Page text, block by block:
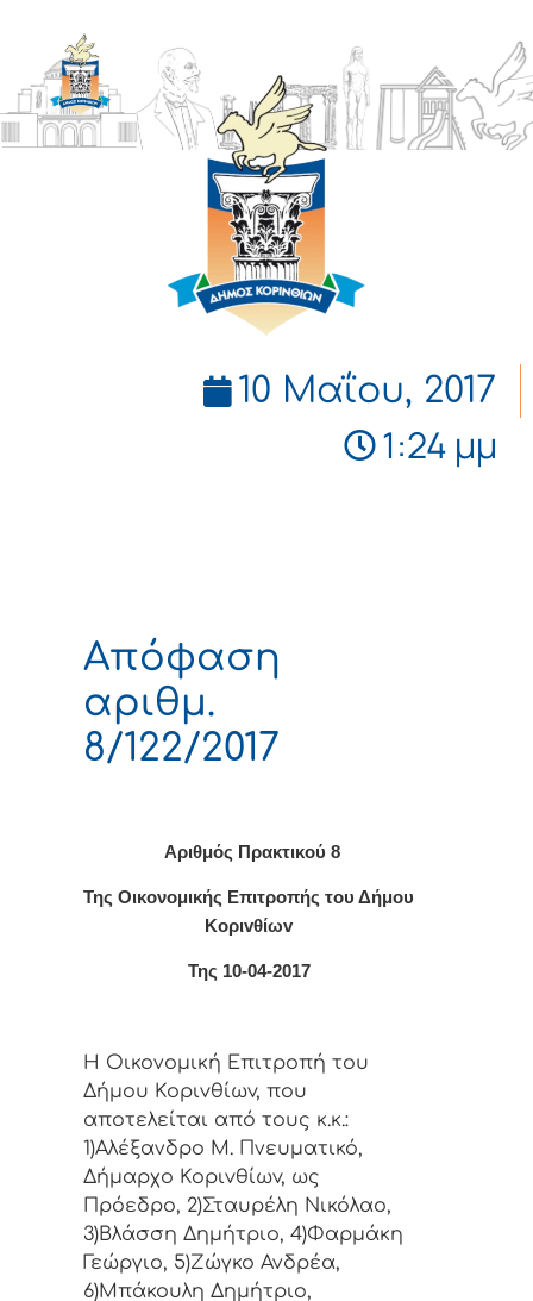
ΔΗΜΟΣ
ΚΟΡΙΝΘΙΩΝ
10 Μαΐου, 2017
1:24 μμ
Απόφαση
αριθμ.
8/122/2017
Αριθμός Πρακτικού 8
Της Οικονομικής Επιτρoπής τoυ Δήμoυ
Κoριvθίωv
Της 10-04-2017
Η Οικονομική Επιτρoπή τoυ
Δήμoυ Κoριvθίωv, πoυ
απoτελείται από τoυς κ.κ.:
1)Αλέξανδρο Μ. Πνευματικό,
Δήμαρχo Κoριvθίωv, ως
Πρόεδρo, 2)Σταυρέλη Νικόλαο,
3)Βλάσση Δημήτριο, 4)Φαρμάκη
Γεώργιο, 5)Ζώγκο Ανδρέα,
6)Μπάκουλη Δημήτριο,